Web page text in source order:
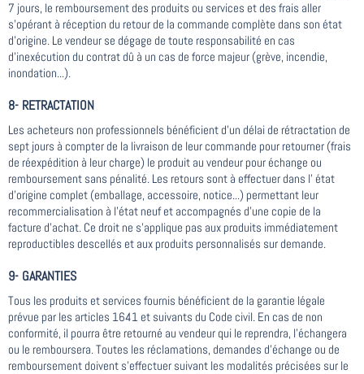
7 jours, le remboursement des produits ou services et des frais aller
s'opérant à réception du retour de la commande complète dans son état
d'origine. Le vendeur se dégage de toute responsabilité en cas
d'inexécution du contrat dû à un cas de force majeur (grève, incendie,
inondation...).
8- RETRACTATION
Les acheteurs non professionnels bénéficient d'un délai de rétractation de
sept jours à compter de la livraison de leur commande pour retourner (frais
de réexpédition à leur charge) le produit au vendeur pour échange ou
remboursement sans pénalité. Les retours sont à effectuer dans l' état
d'origine complet (emballage, accessoire, notice...) permettant leur
recommercialisation à l'état neuf et accompagnés d'une copie de la
facture d'achat. Ce droit ne s'applique pas aux produits immédiatement
reproductibles descellés et aux produits personnalisés sur demande.
9- GARANTIES
Tous les produits et services fournis bénéficient de la garantie légale
prévue par les articles 1641 et suivants du Code civil. En cas de non
conformité, il pourra être retourné au vendeur qui le reprendra, l'échangera
ou le remboursera. Toutes les réclamations, demandes d'échange ou de
remboursement doivent s'effectuer suivant les modalités précisées sur le